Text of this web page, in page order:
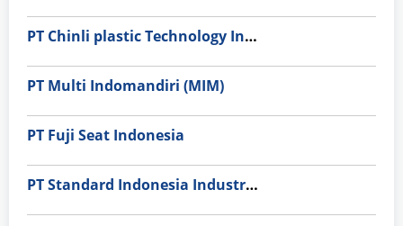
PT Chinli plastic Technology Indonesia
PT Multi Indomandiri (MIM)
PT Fuji Seat Indonesia
PT Standard Indonesia Industry (PT SII)